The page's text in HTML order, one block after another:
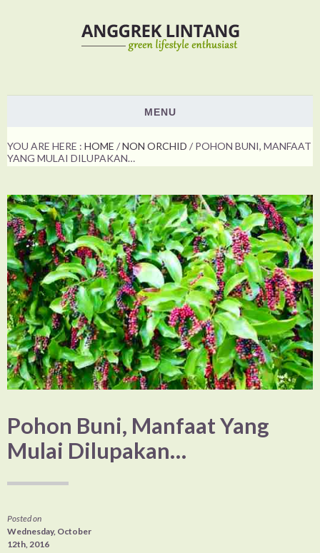
MENU
PLANTS
NON ORCHID
HOW TO
SHOW & EVENTS
VOTING
ABOUT US
YOU ARE HERE : HOME /NON ORCHID / POHON BUNI, MANFAAT
YANG MULAI DILUPAKAN…
Pohon Buni, Manfaat Yang
Mulai Dilupakan…
Posted on
Wednesday, October
12th, 2016